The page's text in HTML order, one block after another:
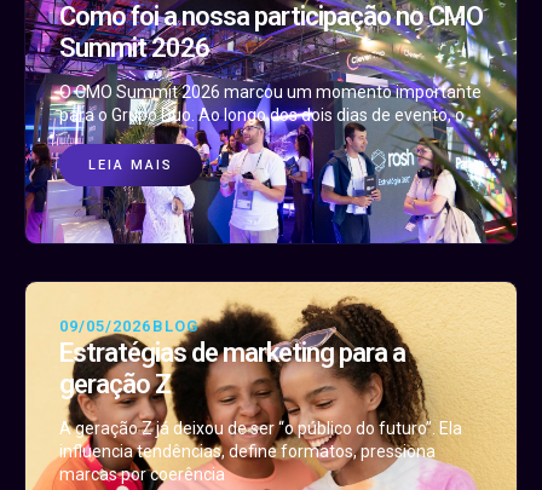
Como foi a nossa participação no CMO
Summit 2026
O CMO Summit 2026 marcou um momento importante
para o Grupo Duo. Ao longo dos dois dias de evento, o
LEIA MAIS
09/05/2026 BLOG
Estratégias de marketing para a
geração Z
A geração Z já deixou de ser “o público do futuro”. Ela
influencia tendências, define formatos, pressiona
marcas por coerência